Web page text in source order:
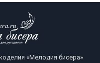
«Мелодия бисера»